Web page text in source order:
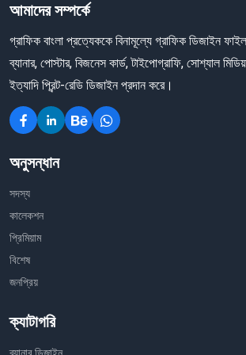
আমাদের সম্পর্কে
গ্রাফিক বাংলা প্রত্যেককে বিনামূল্যে গ্রাফিক ডিজাইন
ব্যানার, পোস্টার, বিজনেস কার্ড, টাইপোগ্রাফি, সোশ্যাল
ইত্যাদি প্রিন্ট-রেডি ডিজাইন প্রদান করে।
অনুসন্ধান
সদস্য
কালেকশন
প্রিমিয়াম
বিশেষ
জনপ্রিয়
ক্যাটাগরি